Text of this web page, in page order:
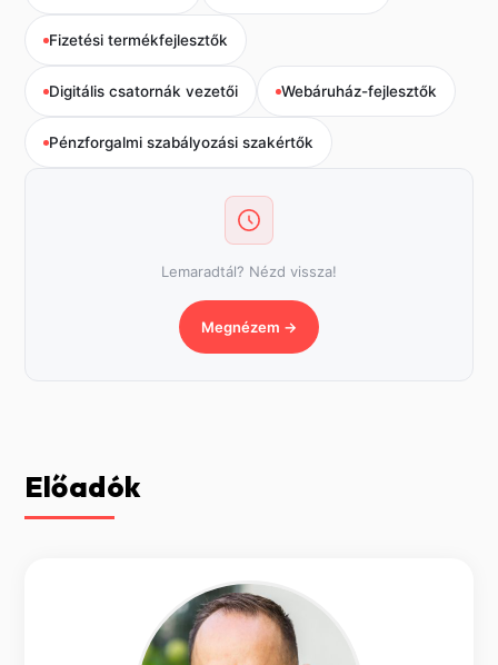
Fizetési termékfejlesztők
Digitális csatornák vezetői Webáruház-fejlesztők
Pénzforgalmi szabályozási szakértők
Lemaradtál? Nézd vissza!
Megnézem →
Előadók